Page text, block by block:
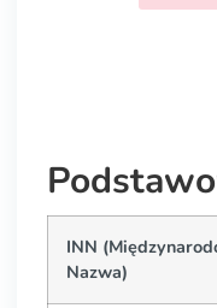
INN
Nazwa)